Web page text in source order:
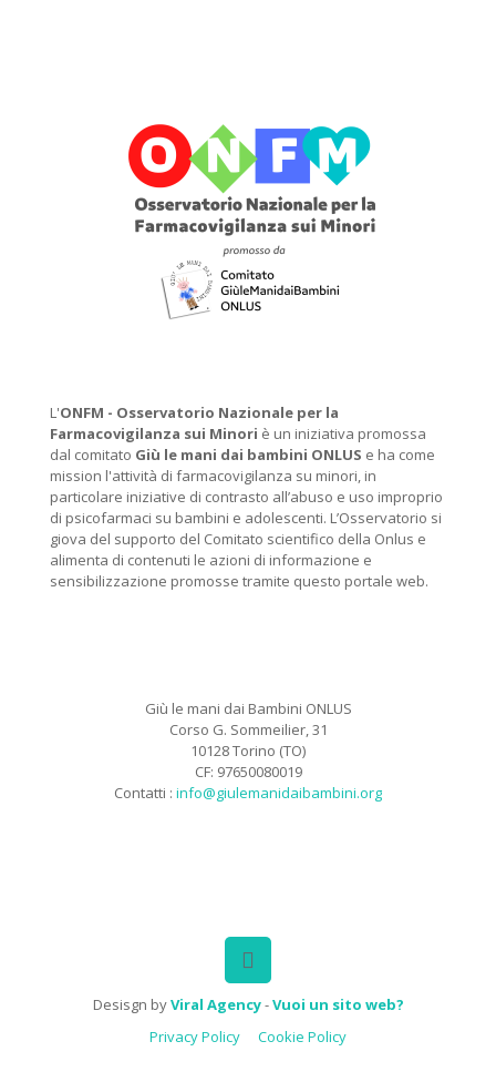
L'ONFM - Osservatorio Nazionale per la
Farmacovigilanza sui Minori è un iniziativa promossa
dal comitato Giù le mani dai bambini ONLUS e ha come
mission l'attività di farmacovigilanza su minori, in
particolare iniziative di contrasto all’abuso e uso improprio
di psicofarmaci su bambini e adolescenti. L’Osservatorio si
giova del supporto del Comitato scientifico della Onlus e
alimenta di contenuti le azioni di informazione e
sensibilizzazione promosse tramite questo portale web.
Giù le mani dai Bambini ONLUS
Corso G. Sommeilier, 31
10128 Torino (TO)
CF: 97650080019
Contatti : info@giulemanidaibambini.org
Desisgn byViral Agency-Vuoi un sito web?
Privacy Policy
Cookie Policy